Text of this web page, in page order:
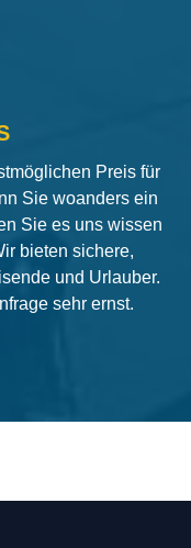
Preis für
Sie woanders ein
Sie es uns wissen
bieten sichere,
und Urlauber.
sehr ernst.